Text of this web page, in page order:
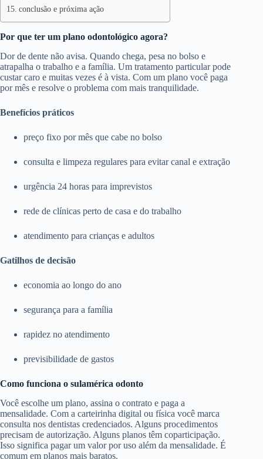
conclusão e próxima ação
Por que ter um plano odontológico agora?
Dor de dente não avisa. Quando chega, pesa no bolso e
atrapalha o trabalho e a família. Um tratamento particular pode
custar caro e muitas vezes é à vista. Com um plano você paga
por mês e resolve o problema com mais tranquilidade.
Benefícios práticos
preço fixo por mês que cabe no bolso
consulta e limpeza regulares para evitar canal e extração
urgência 24 horas para imprevistos
rede de clínicas perto de casa e do trabalho
atendimento para crianças e adultos
Gatilhos de decisão
economia ao longo do ano
segurança para a família
rapidez no atendimento
previsibilidade de gastos
Como funciona o sulamérica odonto
Você escolhe um plano, assina o contrato e paga a
mensalidade. Com a carteirinha digital ou física você marca
consulta nos dentistas credenciados. Alguns procedimentos
precisam de autorização. Alguns planos têm coparticipação.
Isso significa pagar um valor por uso além da mensalidade. É
comum em planos mais baratos.